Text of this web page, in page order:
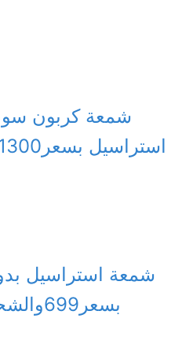
بسعر699والشحن مجانا لباب البيت